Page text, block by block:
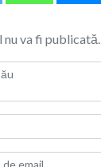
nu va fi publicată.